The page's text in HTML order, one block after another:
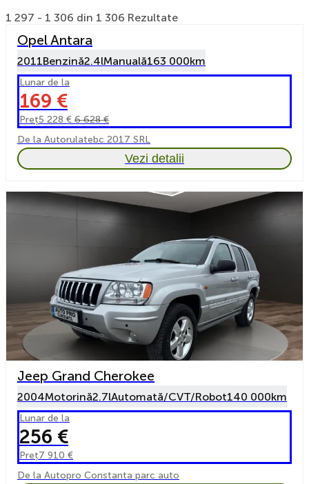
1 297 - 1 306 din 1 306 Rezultate
Opel Antara
2011Benzină2.4lManuală163 000km
Lunar de la
169 €
Preț5 228 € 6 628 €
De la Autorulatebc 2017 SRL
Vezi detalii
Jeep Grand Cherokee
2004Motorină2.7lAutomată/CVT/Robot140 000km
Lunar de la
256 €
Preț7 910 €
De la Autopro Constanta parc auto